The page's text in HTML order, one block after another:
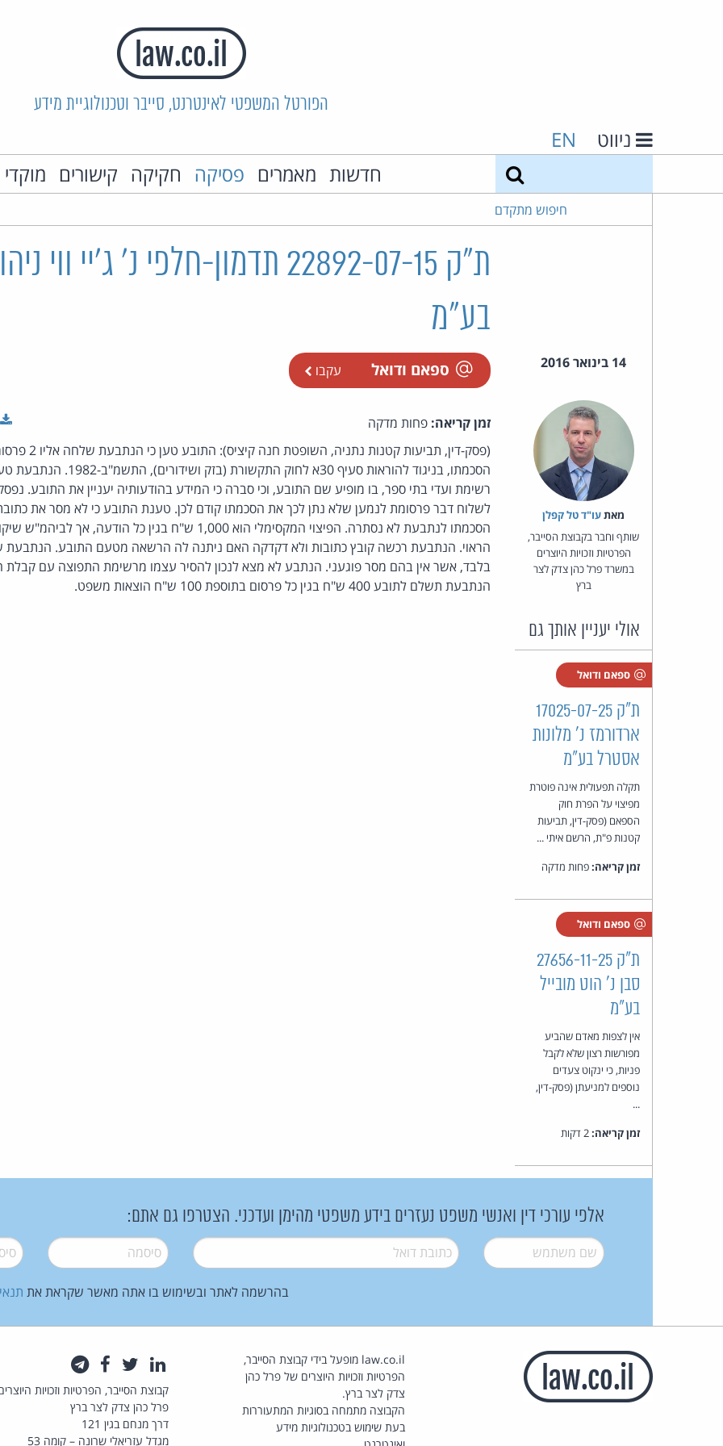
הפורטל המשפטי לאינטרנט, סייבר וטכנולוגיית מידע
ניווט EN
חדשות מאמרים פסיקה חקיקה קישורים
חיפוש מתקדם
ת"ק 22892-07-15 תדמון-חלפי נ' ג'יי
בע"מ
14 בינואר 2016 ספאם ודואל עקבו
מאת‏עו"ד טל קפלן
שותף וחבר בקבוצת הסייבר,
הפרטיות וזכויות היוצרים
במשרד פרל כהן צדק לצר
ברץ
אולי יעניין אותך גם
ספאם ודואל
ת"ק 17025-07-25
ארדורמז נ' מלונות
אסטרל בע"מ
תקלה תפעולית אינה פוטרת
מפיצוי על הפרת חוק
הספאם (פסק-דין, תביעות
קטנות פ"ת, הרשם איתי ...
זמן קריאה:פחות מדקה
ספאם ודואל
ת"ק 27656-11-25
סבן נ' הוט מובייל
בע"מ
אין לצפות מאדם שהביע
מפורשות רצון שלא לקבל
פניות, כי ינקוט צעדים
נוספים למניעתן (פסק-דין,
...
זמן קריאה:
זמן קריאה: פחות מדקה
(פסק-דין, תביעות קטנות
הסכמתו, בניגוד להוראות סעיף 30א
רשימת ועדי בתי ספר, בו מופיע שם התובע, וכי סברה כי המידע בהודעותיה יעניין את התובע.
לשלוח דבר פרסומת לנמען שלא נתן לכך את הסכמתו קודם לכן. טענת התובע כי לא מסר את
הסכמתו לנתבעת לא נסתרה. הפיצוי המקסימלי הוא 1,000 ש"ח בגין כל
בלבד, אשר אין בהם מסר פוגעני. הנתבע לא מצא לנכון להסיר עצמו מרשימת התפוצה עם קבלת
הנתבעת תשלם לתובע 400 ש"ח בגין כל פרסום בתוספת 100 ש"ח הוצאות משפט.
אלפי עורכי דין ואנשי משפט נעזרים בידע משפטי מהימן ועדכני. הצטרפו גם אתם:
שם משתמש* דואל* סיסמה*
בהרשמה לאתר ובשימוש בו אתה מאשר שקראת את
law.co.il מופעל בידי קבוצת הסייבר,
הפרטיות וזכויות היוצרים של פרל כהן
צדק לצר ברץ.
הקבוצה מתמחה בסוגיות המתעוררות
בעת שימוש בטכנולוגיות מידע
לינקדאין
טוויטרפייסבוק
קבוצת הסייבר, הפרטיות וזכויות
פרל כהן צדק לצר ברץ
דרך מנחם בגין 121
מגדל עזריאלי שרונה – קומה 53